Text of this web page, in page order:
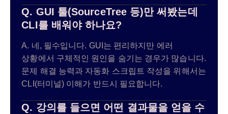
Q. GUI 툴(SourceTree 등)만 써봤는데
CLI를 배워야 하나요?
A. 네, 필수입니다. GUI는 편리하지만 에러
상황에서 구체적인 원인을 숨기는 경우가 많습니다.
문제 해결 능력과 자동화 스크립트 작성을 위해서는
CLI(터미널) 이해가 반드시 필요합니다.
Q. 강의를 들으면 어떤 결과물을 얻을 수